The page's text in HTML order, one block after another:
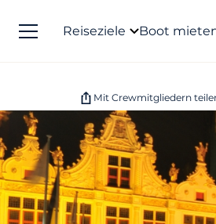
Reiseziele Boot
Mit Crewmitgliedern